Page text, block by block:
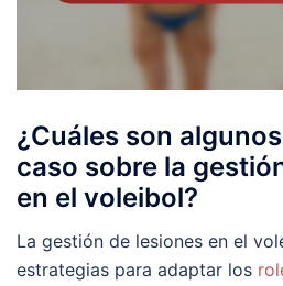
¿Cuáles son
caso sobre la
en el voleibol?
La gestión de lesiones en el
estrategias para adaptar los